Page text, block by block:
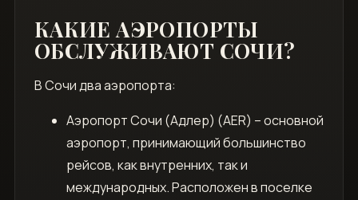
КАКИЕ АЭРОПОРТЫ
ОБСЛУЖИВАЮТ СОЧИ?
В Сочи два аэропорта:
Аэропорт Сочи (Адлер) (AER) – основной
аэропорт‚ принимающий большинство
рейсов‚ как внутренних‚ так и
международных. Расположен в поселке